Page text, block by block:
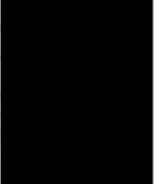
película
cautivó al mundo
de acción y
cinematográfica
la historia de un
de Asunción que se
mundo de crimen